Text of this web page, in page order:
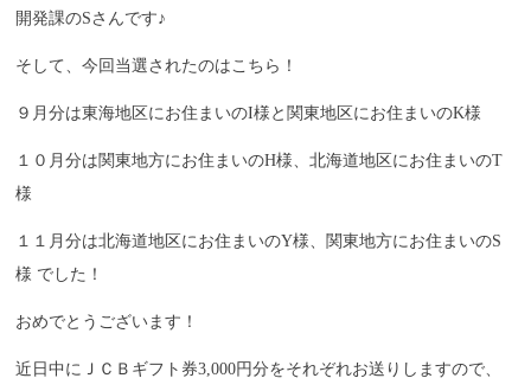
開発課のSさんです♪
そして、今回当選されたのはこちら！
９月分は東海地区にお住まいのI様と関東地区にお住まいのK様
１０月分は関東地方にお住まいのH様、北海道地区にお住まいのT
様
１１月分は北海道地区にお住まいのY様、関東地方にお住まいのS
様 でした！
おめでとうございます！
近日中にＪＣＢギフト券3,000円分をそれぞれお送りしますので、